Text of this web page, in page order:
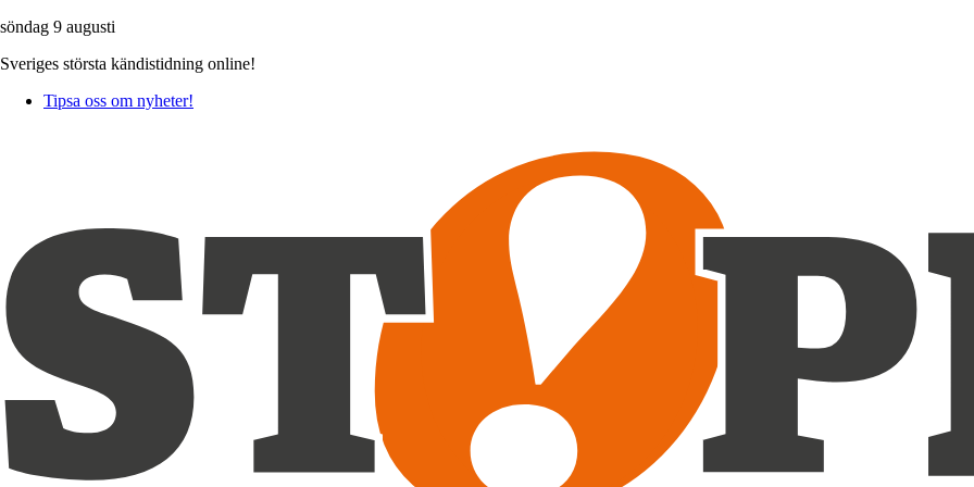
söndag 9 augusti
Sveriges största kändistidning online!
Tipsa oss om nyheter!